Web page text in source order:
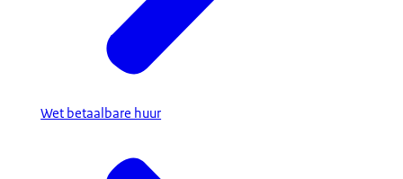
Wet betaalbare huur